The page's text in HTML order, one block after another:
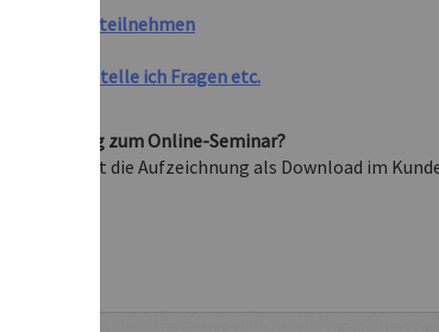
Webinar teilnehmen
– wie stelle ich Fragen etc.
zum Online-Seminar?
Termin ist die Aufzeichnung als Download im